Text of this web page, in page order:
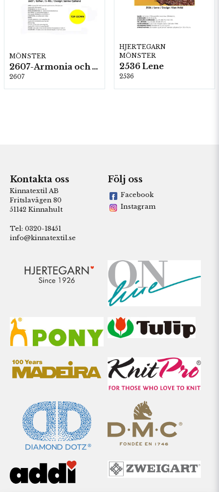
MÖNSTER
2607-Armonia och Alpaca 400
2607
HJERTEGARN
MÖNSTER
2536 Lene
2536
Kontakta oss
Kinnatextil AB
Fritslavägen 80
51142 Kinnahult
Tel: 0320-18451
info@kinnatextil.se
Följ oss
Facebook
Instagram